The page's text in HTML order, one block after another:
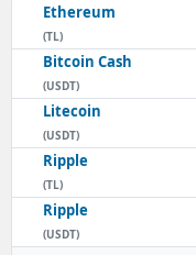
Ethereum
(TL)
Bitcoin Cash
(USDT)
Litecoin
(USDT)
Ripple
(TL)
Ripple
(USDT)